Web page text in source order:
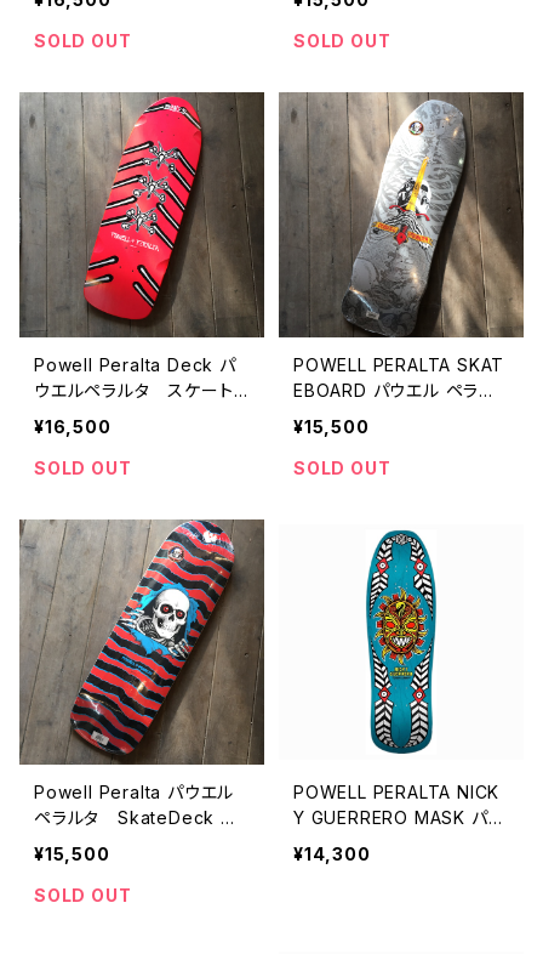
RO STREET DRAGON SI
LVER キャバレロ ストリー
SOLD OUT
ER NORDIC SKULL BLUE
ウェリンダー ノーディッ
SOLD OUT
Powell Peralta Deck パ
ウエルペラルタ スケート
デッキ Reissue Rat Bon
es Skateboard Deck 復
刻 再販売モデル ラッ
¥16,500
SOLD OUT
POWELL PERALTA SKAT
EBOARD パウエル ペラル
タ スケートボード GEEGA
H SKULL AND SWORD S
KATEBOARD SILVER DE
¥15,500
SOLD OUT
Powell Peralta パウエル
ペラルタ SkateDeck ス
ケートデッキ Flight Ripp
er Red
¥15,500
SOLD OUT
POWELL PERALTA NICK
Y GUERRERO MASK パウ
エルペラルタ スケボー
デッキ パウエル・ペラル
¥14,300